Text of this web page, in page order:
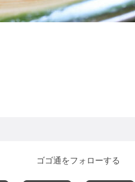
ゴゴ通をフォローする